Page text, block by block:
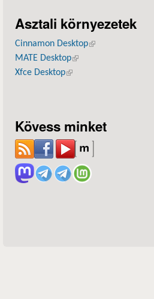
Asztali környezetek
Cinnamon Desktop(külső hivatkozás)
MATE Desktop(külső hivatkozás)
Xfce Desktop(külső hivatkozás)
Kövess minket